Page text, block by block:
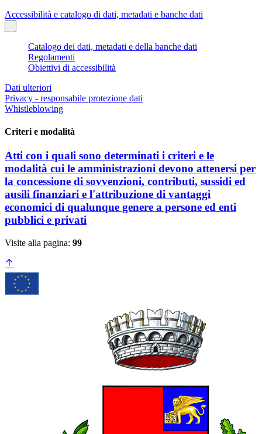
Accessibilità e catalogo di dati, metadati e banche dati
Catalogo dei dati, metadati e della banche dati
Regolamenti
Obiettivi di accessibilità
Dati ulteriori
Privacy - responsabile protezione dati
Whistleblowing
Criteri e modalità
Atti con i quali sono determinati i criteri e le
modalità cui le amministrazioni devono attenersi per
la concessione di sovvenzioni, contributi, sussidi ed
ausili finanziari e l'attribuzione di vantaggi
economici di qualunque genere a persone ed enti
pubblici e privati
Visite alla pagina: 99